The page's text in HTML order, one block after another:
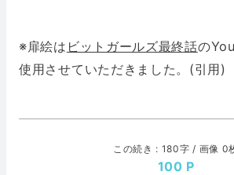
※扉絵は ビットガールズ最終話の
使用させていただきました。(引用)
この続き : 180字 / 画像 0
100